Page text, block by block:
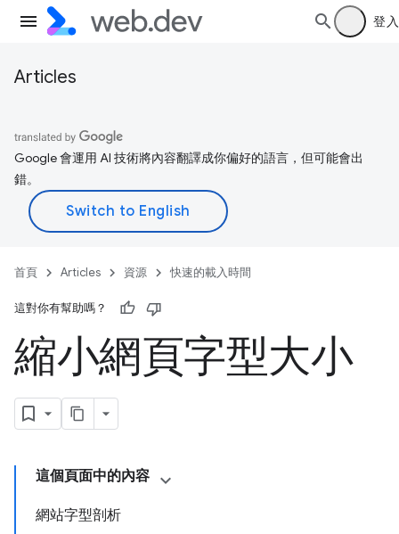
登入
Articles
Google 會運用 AI 技術將內容翻譯成你偏好的語言，但可能會出
錯。
首頁 Articles 資源 快速的載入時間
這對你有幫助嗎？
縮小網頁字型大小
這個頁面中的內容
網站字型剖析